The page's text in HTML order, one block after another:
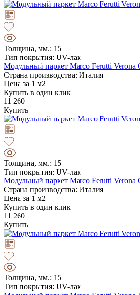
Толщина, мм.: 15
Тип покрытия: UV-лак
Модульный паркет Marco Ferutti Verona
Страна производства: Италия
Цена за 1 м2
Купить в один клик
11 260
Купить
Толщина, мм.: 15
Тип покрытия: UV-лак
Модульный паркет Marco Ferutti Verona
Страна производства: Италия
Цена за 1 м2
Купить в один клик
11 260
Купить
Толщина, мм.: 15
Тип покрытия: UV-лак